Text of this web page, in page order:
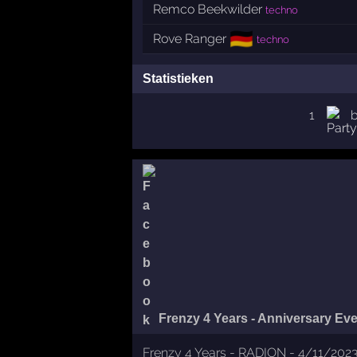
Remco Beekwilder techno
Rove Ranger 🇩🇪 techno
Statistieken
1
Frenzy 4 Years - Anniversary
Frenzy 4 Years - RADION - 4/11/2023